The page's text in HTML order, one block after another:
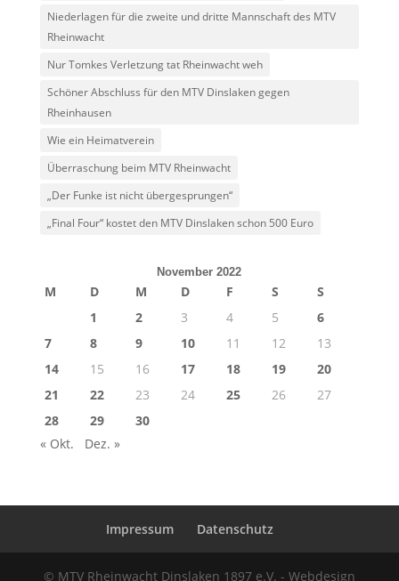
Niederlagen für die zweite und dritte Mannschaft des MTV
Rheinwacht
Nur Tomkes Verletzung tat Rheinwacht weh
Schöner Abschluss für den MTV Dinslaken gegen
Rheinhausen
Wie ein Heimatverein
Überraschung beim MTV Rheinwacht
„Der Funke ist nicht übergesprungen“
„Final Four“ kostet den MTV Dinslaken schon 500 Euro
November 2022
M D M D F S
S
1
2 3 4 5
6
7
8 9 10 11 12
13
14
15 16 17 18 19
20
21
22 23 24 25 26
27
28
29
30
« Okt.
Dez. »
Impressum Datenschutz
© MTV Rheinwacht Dinslaken 1897 e.V. - Webdesign